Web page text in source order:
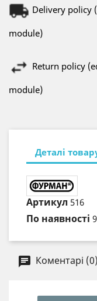
Delivery policy
module)
Return policy
module)
Деталі
Артикул 516
По наявності
Коментарі (0)